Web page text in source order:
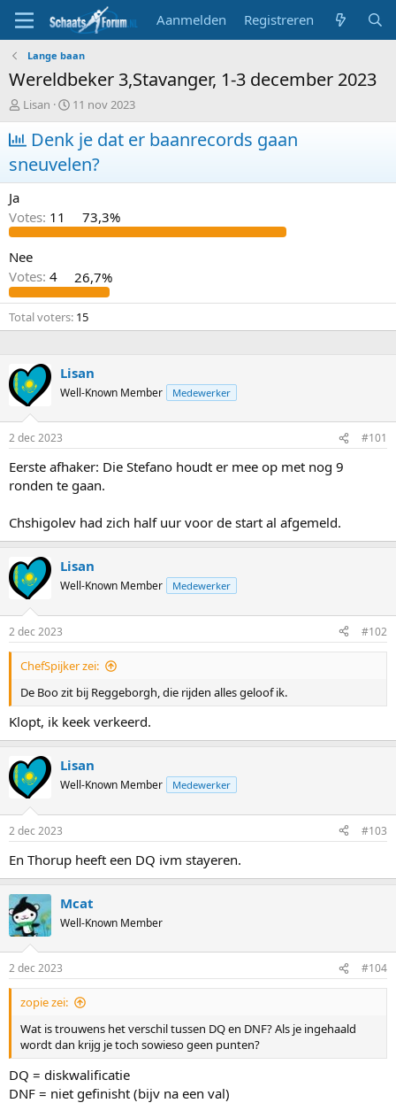
Aanmelden Registreren
Lange baan
Wereldbeker 3,Stavanger, 1-3 december 2023
T
o
p
i
c
s
a
r
e
r
Lisan
S
t
a
r
t
d
u
11 nov 2023
Denk je dat er baanrecords gaan
sneuvelen?
Ja
Votes: 11 73,3%
Nee
Votes: 4 26,7%
Total voters 15
Lisan
Well-Known Member Medewerker
2 dec 2023 #101
Eerste afhaker: Die Stefano houdt er mee op met nog 9
ronden te gaan.
Chshigolev had zich half uur voor de start al afgemeld.
Lisan
Well-Known Member Medewerker
2 dec 2023 #102
ChefSpijker zei:
De Boo zit bij Reggeborgh, die rijden alles geloof ik.
Klopt, ik keek verkeerd.
Lisan
Well-Known Member Medewerker
2 dec 2023 #103
En Thorup heeft een DQ ivm stayeren.
Mcat
Well-Known Member
2 dec 2023 #104
zopie zei:
Wat is trouwens het verschil tussen DQ en DNF? Als je ingehaald
wordt dan krijg je toch sowieso geen punten?
DQ = diskwalificatie
DNF = niet gefinisht (bijv na een val)